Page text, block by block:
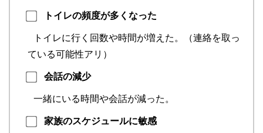
トイレの頻度が多くなった
トイレに行く回数や時間が増えた。（連絡を取っ
ている可能性アリ）
会話の減少
一緒にいる時間や会話が減った。
家族のスケジュールに敏感